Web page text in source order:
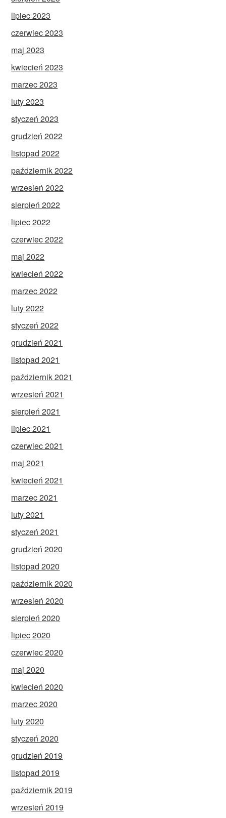
lipiec 2023
czerwiec 2023
maj 2023
kwiecień 2023
marzec 2023
luty 2023
styczeń 2023
grudzień 2022
listopad 2022
październik 2022
wrzesień 2022
sierpień 2022
lipiec 2022
czerwiec 2022
maj 2022
kwiecień 2022
marzec 2022
luty 2022
styczeń 2022
grudzień 2021
listopad 2021
październik 2021
wrzesień 2021
sierpień 2021
lipiec 2021
czerwiec 2021
maj 2021
kwiecień 2021
marzec 2021
luty 2021
styczeń 2021
grudzień 2020
listopad 2020
październik 2020
wrzesień 2020
sierpień 2020
lipiec 2020
czerwiec 2020
maj 2020
kwiecień 2020
marzec 2020
luty 2020
styczeń 2020
grudzień 2019
listopad 2019
październik 2019
wrzesień 2019